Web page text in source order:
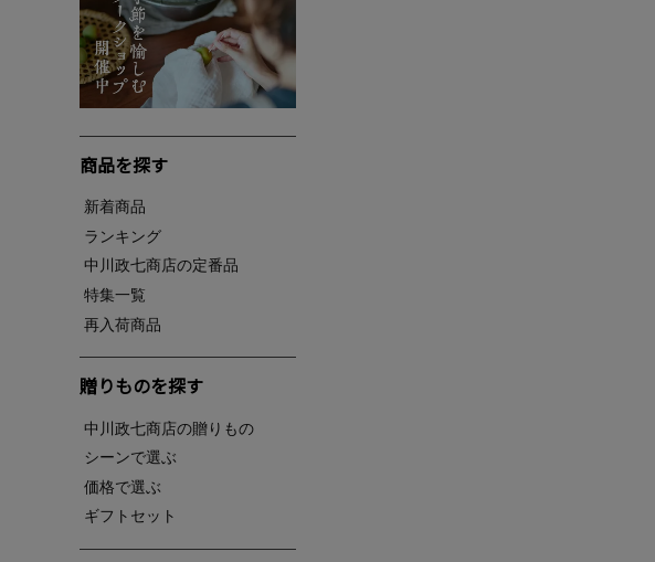
商品を探す
新着商品
ランキング
中川政七商店の定番品
特集一覧
再入荷商品
贈りものを探す
中川政七商店の贈りもの
シーンで選ぶ
価格で選ぶ
ギフトセット